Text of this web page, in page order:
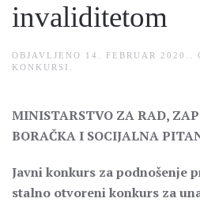
invaliditetom
OBJAVLJENO 14. FEBRUAR 2020.
.
KONKURSI
MINISTARSTVO ZA RAD,
BORAČKA I SOCIJALNA
Javni konkurs za podnošenje
stalno otvoreni konkurs za